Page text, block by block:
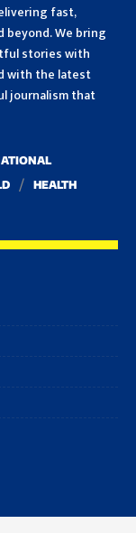
fast,
beyond. We bring
stories with
with the latest
journalism that
HEALTH